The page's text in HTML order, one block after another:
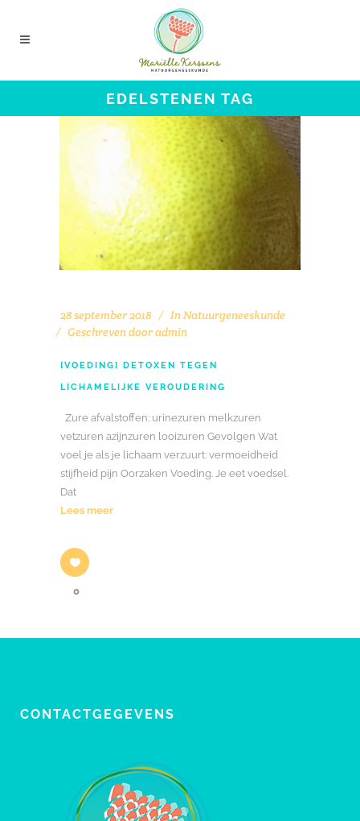
EDELSTENEN TAG
28 september 2018 InNatuurgeneeskunde
Geschreven dooradmin
[VOEDING] DETOXEN TEGEN
LICHAMELIJKE VEROUDERING
Zure afvalstoffen: urinezuren melkzuren
vetzuren azijnzuren looizuren Gevolgen Wat
voel je als je lichaam verzuurt: vermoeidheid
stijfheid pijn Oorzaken Voeding. Je eet voedsel.
Dat
Lees meer
0
CONTACTGEGEVENS